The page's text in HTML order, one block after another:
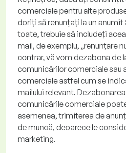
comerciale pentru alte
doriți să renunțați la un anumit
toate, trebuie să includeți
mail, de exemplu, „renunțare
contrar, vă vom dezabona de
comunicărilor comerciale sau
comerciale astfel cum se
mailului relevant.
comunicările comerciale
asemenea, trimiterea de
de muncă, deoarece le
marketing.